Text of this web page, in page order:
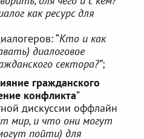
как ресурс для
“Кто и как
диалоговое
сектора?”;
гражданского
конфликта”
дискуссии оффлайн
мир, и что они могут
пойти) для